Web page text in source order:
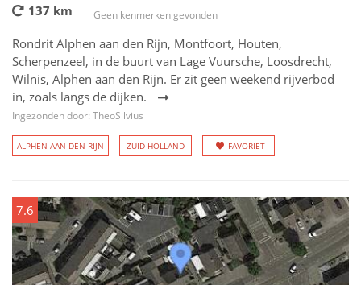
137 km Geen kenmerken gevonden
Rondrit Alphen aan den Rijn, Montfoort, Houten,
Scherpenzeel, in de buurt van Lage Vuursche, Loosdrecht,
Wilnis, Alphen aan den Rijn. Er zit geen weekend rijverbod
in, zoals langs de dijken.
Ingezonden door: TheoSilvius
ALPHEN AAN DEN RIJN ZUID-HOLLAND FAVORIET
7.6